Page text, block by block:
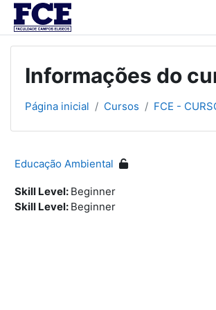
Ir para o conteúdo principal
Informações do
Página inicial Cursos FCE -
Educação Ambiental
Skill Level: Beginner
Skill Level: Beginner